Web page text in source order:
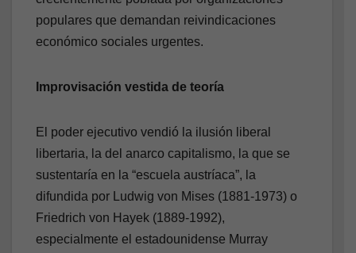
populares que demandan reivindicaciones
económico sociales urgentes.
Improvisación vestida de teoría
El poder ejecutivo vendió la ilusión liberal
libertaria, la del anarco capitalismo, la que se
sustentaría en la “escuela austríaca”, la
difundida por Ludwig von Mises (1881-1973) o
Friedrich von Hayek (1889-1992),
especialmente el estadounidense Murray